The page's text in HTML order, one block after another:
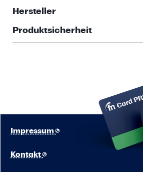
Hersteller
Produktsicherheit
Kontakt
Impressum